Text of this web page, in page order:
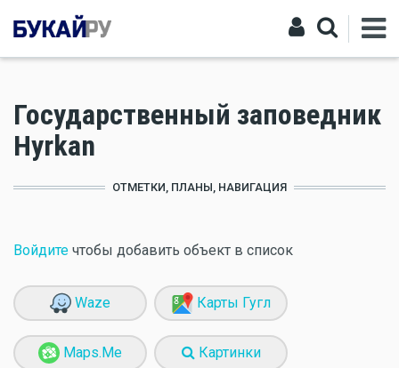
Государственный заповедник
Hyrkan
ОТМЕТКИ, ПЛАНЫ, НАВИГАЦИЯ
Войдите чтобы добавить объект в список
Waze Карты Гугл
Maps.Me Картинки